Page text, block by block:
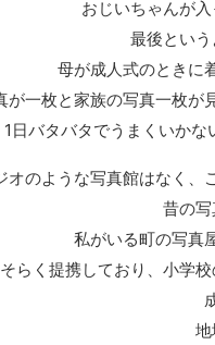
おじいちゃんが
最後という
母が成人式のときに
が一枚と家族の写真一枚が
1日バタバタでうまくいかな
のような写真館はなく、
昔の写
私がいる町の写真
らく提携しており、小学
地